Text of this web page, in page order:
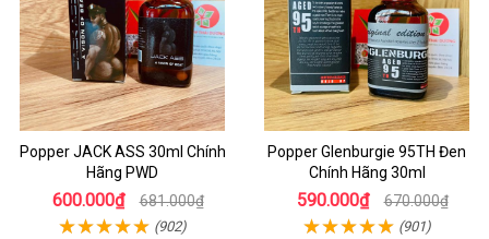
Popper JACK ASS 30ml Chính
Hãng PWD
600.000₫ 681.000₫
(902)
Popper Glenburgie 95TH Đen
Chính Hãng 30ml
590.000₫ 670.000₫
(901)